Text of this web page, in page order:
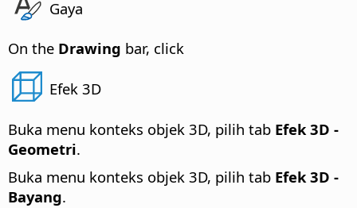
Gaya
On the Drawing bar, click
Efek 3D
Buka menu konteks objek 3D, pilih tab Efek 3D -
Geometri.
Buka menu konteks objek 3D, pilih tab Efek 3D -
Bayang.